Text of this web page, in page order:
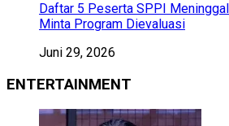
Daftar 5 Peserta SPPI
Minta Program Dievaluasi
Juni 29, 2026
ENTERTAINMENT